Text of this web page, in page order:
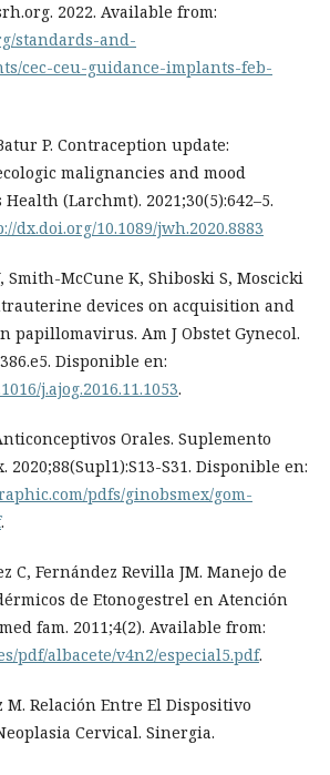
2022. Available from:
standards-and-
cec-ceu-guidance-implants-feb-
P. Contraception update:
malignancies and mood
(Larchmt). 2021;30(5):642–5.
dx.doi.org/10.1089/jwh.2020.8883
Smith-McCune K, Shiboski S, Moscicki
devices on acquisition and
papillomavirus. Am J Obstet Gynecol.
Disponible en:
j.ajog.2016.11.1053.
Orales. Suplemento
2020;88(Supl1):S13-S31. Disponible en:
pdfs/ginobsmex/gom-
.
C, Fernández Revilla JM. Manejo de
de Etonogestrel en Atención
fam. 2011;4(2). Available from:
pdf/albacete/v4n2/especial5.pdf.
Relación Entre El Dispositivo
Cervical. Sinergia.